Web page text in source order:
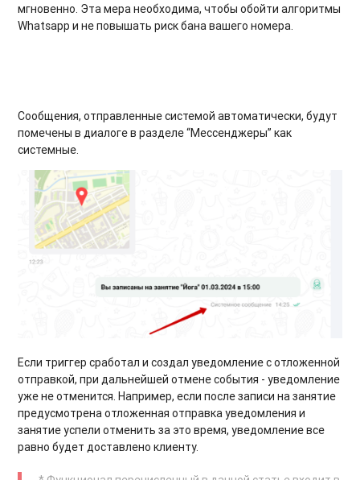
мгновенно. Эта мера необходима, чтобы обойти алгоритмы
Whatsapp и не повышать риск бана вашего номера.
Сообщения, отправленные системой автоматически, будут
помечены в диалоге в разделе “Мессенджеры” как
системные.
Если триггер сработал и создал уведомление с отложенной
отправкой, при дальнейшей отмене события - уведомление
уже не отменится. Например, если после записи на занятие
предусмотрена отложенная отправка уведомления и
занятие успели отменить за это время, уведомление все
равно будет доставлено клиенту.